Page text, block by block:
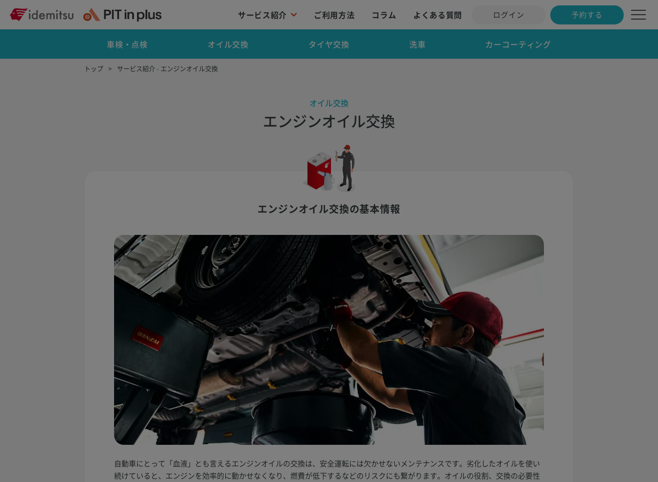
サービス紹介 ご利用方法 コラム よくある質問 ログイン 予約する
車検・点検 オイル交換 タイヤ交換 洗車 カーコーティング
トップ サービス紹介 - エンジンオイル交換
オイル交換
エンジンオイル交換
エンジンオイル交換の基本情報
自動車にとって「血液」とも言えるエンジンオイルの交換は、安全運転には欠かせないメンテナンスです。劣化したオイルを使い
続けていると、エンジンを効率的に動かせなくなり、燃費が低下するなどのリスクにも繋がります。オイルの役割、交換の必要性